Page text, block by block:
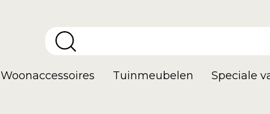
Woonaccessoires Tuinmeubelen Speciale